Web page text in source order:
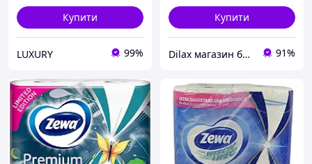
Купити
LUXURY 99%
Купити
Dilax магазин брендових дитячих іграшок та товарів для батьків. 91%